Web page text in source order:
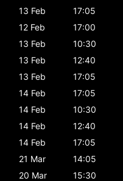
13 Feb
17:05
12 Feb
17:00
13 Feb
10:30
13 Feb
12:40
13 Feb
17:05
14 Feb
17:05
14 Feb
10:30
14 Feb
12:40
14 Feb
17:05
21 Mar
14:05
20 Mar
15:30